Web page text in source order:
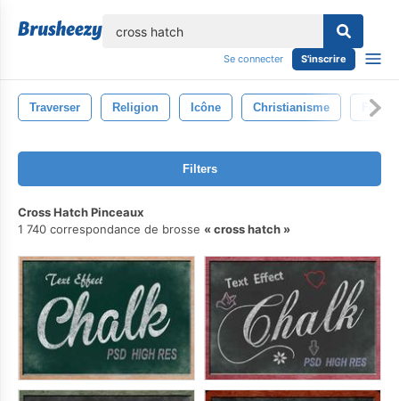
Se connecter S'inscrire
Traverser Religion Icône Christianisme Forme
Filters
Cross Hatch Pinceaux
1 740 correspondance de brosse
cross hatch